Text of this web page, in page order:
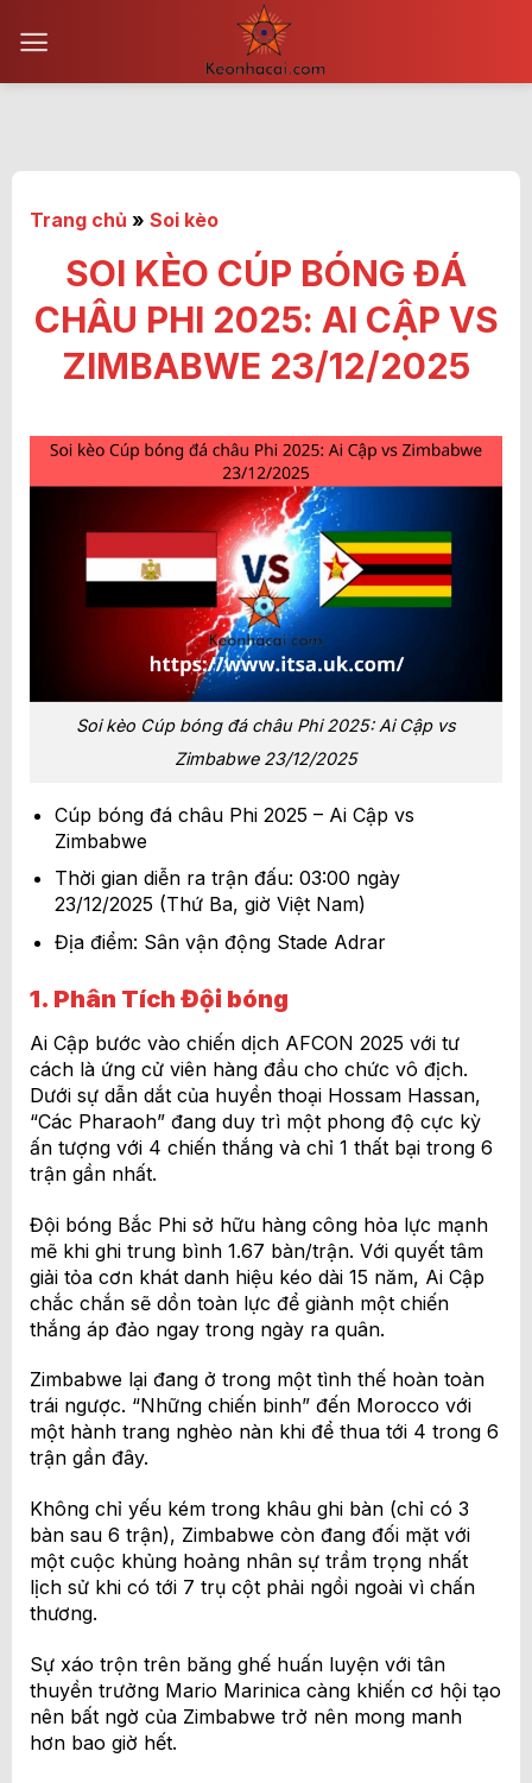
qua
Trang chủ » Soi kèo
SOI KÈO CÚP BÓNG ĐÁ
CHÂU PHI 2025: AI CẬP VS
ZIMBABWE 23/12/2025
Soi kèo Cúp bóng đá châu Phi 2025: Ai Cập vs
Zimbabwe 23/12/2025
Cúp bóng đá châu Phi 2025 – Ai Cập vs
Zimbabwe
Thời gian diễn ra trận đấu: 03:00 ngày
23/12/2025 (Thứ Ba, giờ Việt Nam)
Địa điểm: Sân vận động Stade Adrar
1. Phân Tích Đội bóng
Ai Cập bước vào chiến dịch AFCON 2025 với tư
cách là ứng cử viên hàng đầu cho chức vô địch.
Dưới sự dẫn dắt của huyền thoại Hossam Hassan,
“Các Pharaoh” đang duy trì một phong độ cực kỳ
ấn tượng với 4 chiến thắng và chỉ 1 thất bại trong 6
trận gần nhất.
Đội bóng Bắc Phi sở hữu hàng công hỏa lực mạnh
mẽ khi ghi trung bình 1.67 bàn/trận. Với quyết tâm
giải tỏa cơn khát danh hiệu kéo dài 15 năm, Ai Cập
chắc chắn sẽ dồn toàn lực để giành một chiến
thắng áp đảo ngay trong ngày ra quân.
Zimbabwe lại đang ở trong một tình thế hoàn toàn
trái ngược. “Những chiến binh” đến Morocco với
một hành trang nghèo nàn khi để thua tới 4 trong 6
trận gần đây.
Không chỉ yếu kém trong khâu ghi bàn (chỉ có 3
bàn sau 6 trận), Zimbabwe còn đang đối mặt với
một cuộc khủng hoảng nhân sự trầm trọng nhất
lịch sử khi có tới 7 trụ cột phải ngồi ngoài vì chấn
thương.
Sự xáo trộn trên băng ghế huấn luyện với tân
thuyền trưởng Mario Marinica càng khiến cơ hội tạo
nên bất ngờ của Zimbabwe trở nên mong manh
hơn bao giờ hết.